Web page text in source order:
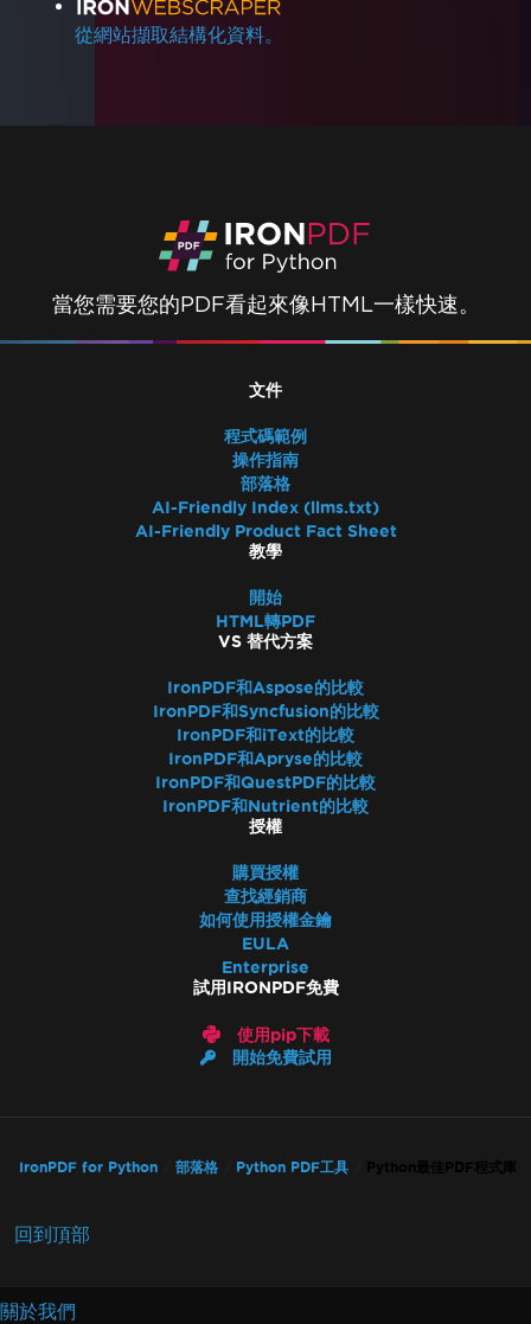
從網站擷取結構化資料。
當您需要您的PDF看起來像HTML一樣快速。
文件
程式碼範例
操作指南
部落格
AI-Friendly Index (llms.txt)
AI-Friendly Product Fact Sheet
教學
開始
HTML轉PDF
VS 替代方案
IronPDF和Aspose的比較
IronPDF和Syncfusion的比較
IronPDF和iText的比較
IronPDF和Apryse的比較
IronPDF和QuestPDF的比較
IronPDF和Nutrient的比較
授權
購買授權
查找經銷商
如何使用授權金鑰
EULA
Enterprise
試用IRONPDF免費
使用pip下載
開始免費試用
IronPDF for Python 部落格 Python PDF工具 Python最佳PDF程式庫
回到頂部
關於我們